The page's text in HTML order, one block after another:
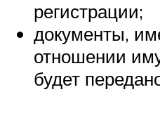
регистрации;
документы,
отношении
будет